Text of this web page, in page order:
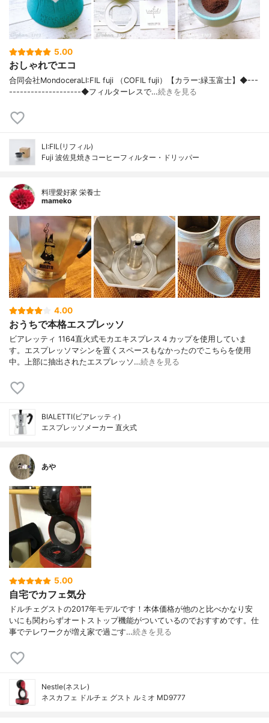
5.00
おしゃれでエコ
合同会社MondoceraLI:FIL fuji （COFIL fuji）【カラー:緑玉富士】◆---
--------------------◆フィルターレスで…続きを見る
LI:FIL(リフィル)
Fuji 波佐見焼きコーヒーフィルター・ドリッパー
料理愛好家 栄養士
mameko
4.00
おうちで本格エスプレッソ
ビアレッティ 1164直火式モカエキスプレス４カップを使用していま
す。エスプレッソマシンを置くスペースもなかったのでこちらを使用
中。上部に抽出されたエスプレッソ…続きを見る
BIALETTI(ビアレッティ)
エスプレッソメーカー 直火式
あや
5.00
自宅でカフェ気分
ドルチェグストの2017年モデルです！本体価格が他のと比べかなり安
いにも関わらずオートストップ機能がついているのでおすすめです。仕
事でテレワークが増え家で過ごす…続きを見る
Nestle(ネスレ)
ネスカフェ ドルチェ グスト ルミオ MD9777